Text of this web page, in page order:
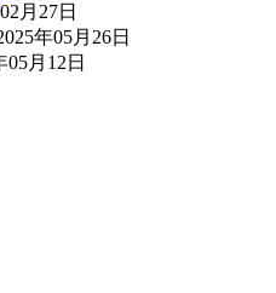
月27日
年05月26日
05月12日